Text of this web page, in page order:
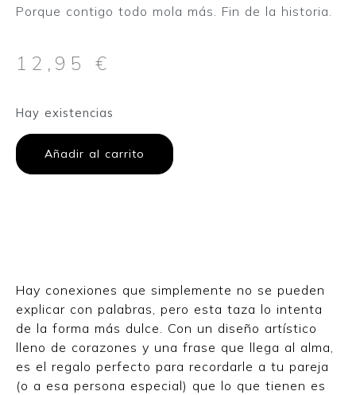
Porque contigo todo mola más. Fin de la historia.
12,95€
Hay existencias
Añadir al carrito
Hay conexiones que simplemente no se pueden
explicar con palabras, pero esta taza lo intenta
de la forma más dulce. Con un diseño artístico
lleno de corazones y una frase que llega al alma,
es el regalo perfecto para recordarle a tu pareja
(o a esa persona especial) que lo que tienen es